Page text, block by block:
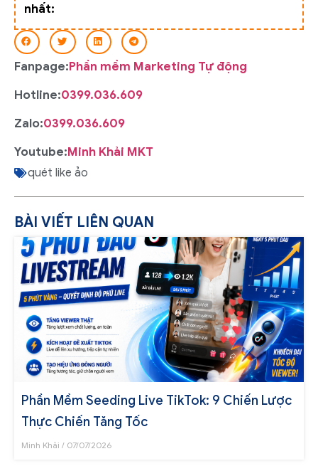
nhất:
Fanpage:Phần mềm Marketing Tự động
Hotline:0399.036.609
Zalo:0399.036.609
Youtube:Minh Khải MKT
quét like ảo
BÀI VIẾT LIÊN QUAN
Phần Mềm Seeding Live TikTok: 9 Chiến Lược
Thực Chiến Tăng Tốc
Minh Khải 07/07/2026